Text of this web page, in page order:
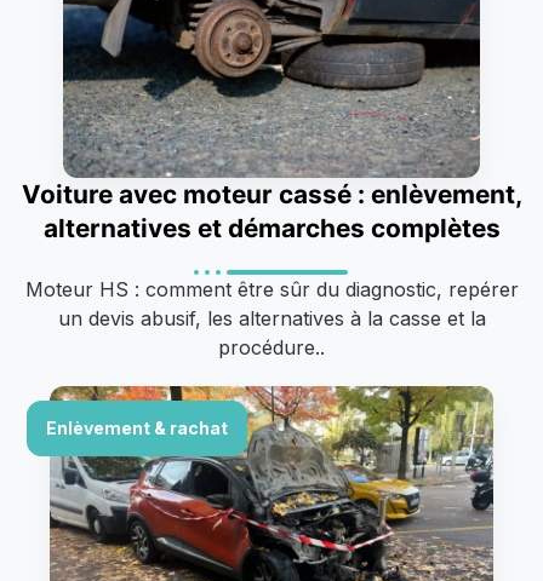
Voiture avec moteur cassé : enlèvement,
alternatives et démarches complètes
Moteur HS : comment être sûr du diagnostic, repérer
un devis abusif, les alternatives à la casse et la
procédure..
Enlèvement & rachat